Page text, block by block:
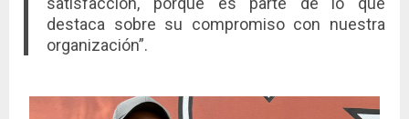
destaca sobre su compromiso con nuestra
organización”.